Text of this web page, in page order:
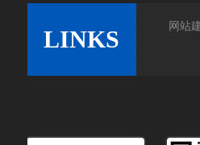
LINKS 网站